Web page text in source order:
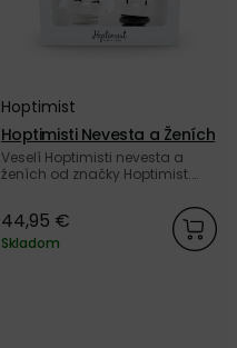
Hoptimist
Hoptimisti Nevesta a Ženích
Veselí Hoptimisti nevesta a
ženích od značky Hoptimist.
44,95 €
Skladom